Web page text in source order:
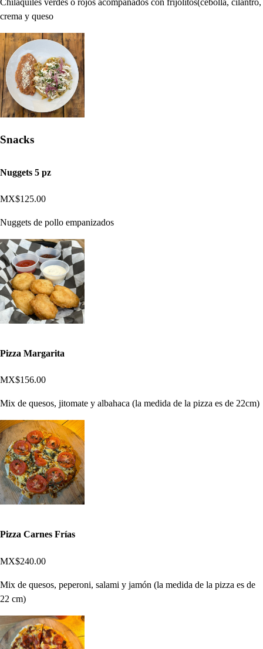
Chilaquiles verdes o rojos acompañados con frijolitos(cebolla, cilantro,
crema y queso
Snacks
Nuggets 5 pz
MX$125.00
Nuggets de pollo empanizados
Pizza Margarita
MX$156.00
Mix de quesos, jitomate y albahaca (la medida de la pizza es de 22cm)
Pizza Carnes Frías
MX$240.00
Mix de quesos, peperoni, salami y jamón (la medida de la pizza es de
22 cm)